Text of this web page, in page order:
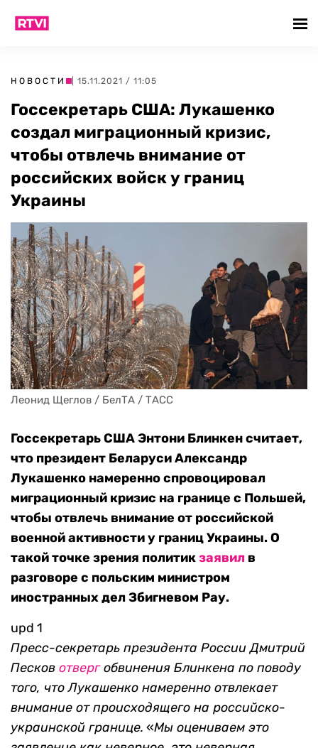
НОВОСТИ | 15.11.2021 / 11:05
Госсекретарь США: Лукашенко
создал миграционный кризис,
чтобы отвлечь внимание от
российских войск у границ
Украины
Леонид Щеглов / БелТА / ТАСС
Госсекретарь США Энтони Блинкен считает,
что президент Беларуси Александр
Лукашенко намеренно спровоцировал
миграционный кризис на границе с Польшей,
чтобы отвлечь внимание от российской
военной активности у границ Украины. О
такой точке зрения политикзаявил в
разговоре с польским министром
иностранных дел Збигневом Рау.
upd 1
Пресс-секретарь президента России Дмитрий
Песков отвергобвинения Блинкена по поводу
того, что Лукашенко намеренно отвлекает
внимание от происходящего на российско-
украинской границе. «Мы оцениваем это